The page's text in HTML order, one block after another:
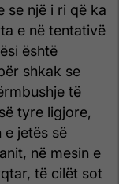
se një i ri që ka
e në tentativë
është
shkak se
të
tyre ligjore,
jetës së
në mesin e
të cilët sot